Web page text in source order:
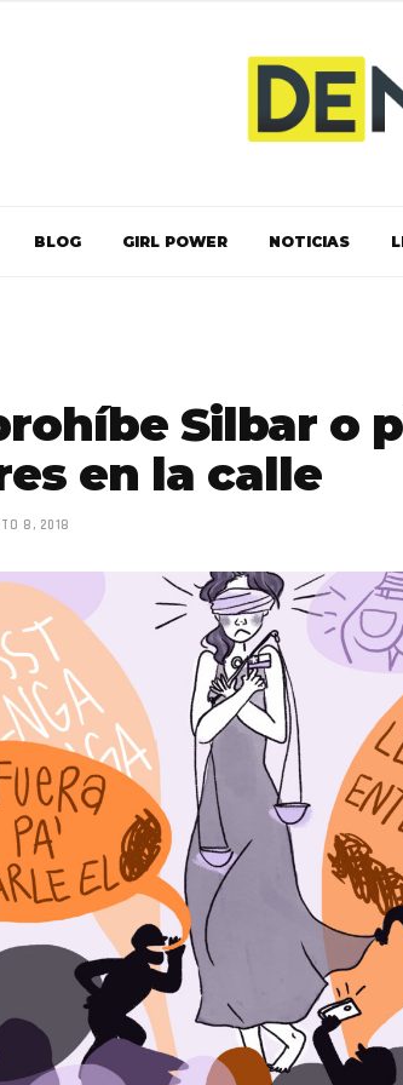
BLOG GIRL POWER NOTICIAS
Silbar o
en la calle
8, 2018
«Bonitas», el nuevo
sencillo de Hendrix y